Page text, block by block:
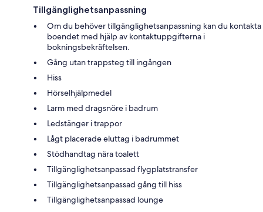
Tillgänglighetsanpassning
Om du behöver tillgänglighetsanpassning kan du kontakta
boendet med hjälp av kontaktuppgifterna i
bokningsbekräftelsen.
Gång utan trappsteg till ingången
Hiss
Hörselhjälpmedel
Larm med dragsnöre i badrum
Ledstänger i trappor
Lågt placerade eluttag i badrummet
Stödhandtag nära toalett
Tillgänglighetsanpassad flygplatstransfer
Tillgänglighetsanpassad gång till hiss
Tillgänglighetsanpassad lounge